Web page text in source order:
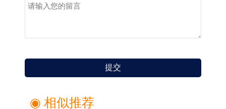
提交
◉ 相似推荐